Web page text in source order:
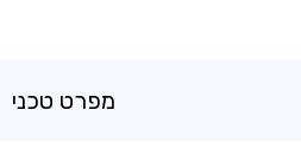
מפרט טכני